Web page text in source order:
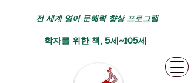
전 세계 영어 문해력 향상 프로그램
학자를 위한 책, 5세~105세